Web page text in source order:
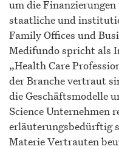
um die
staatliche und
Family Offices und
Medifundo spricht als
„Health Care
der Branche vertraut
die Geschäftsmodelle
Science Unternehmen
erläuterungsbedürftig
Materie Vertrauten